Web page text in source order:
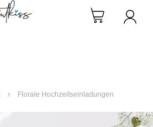
Florale Hochzeitseinladungen